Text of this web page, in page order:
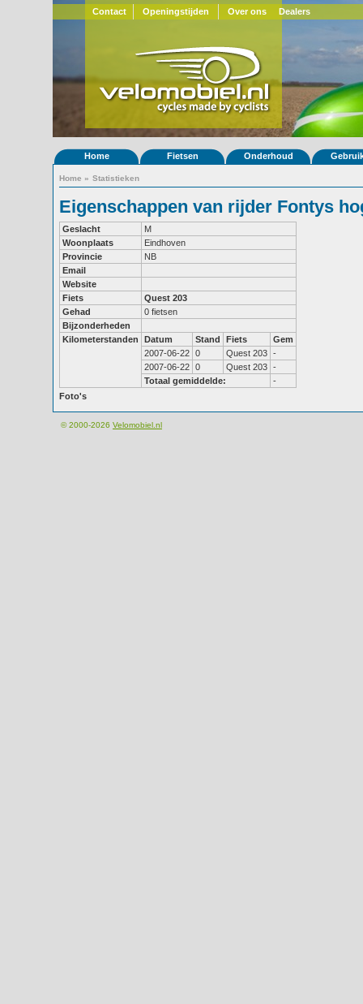
Contact Openingstijden Over ons Dealers
Home Fietsen Onderhoud
Home » Statistieken
Eigenschappen van rijder Fontys
Geslacht
M
Woonplaats
Eindhoven
Provincie
NB
Email
Website
Fiets
Quest 203
Gehad
0 fietsen
Bijzonderheden
Kilometerstanden
Datum Stand Fiets
Gem
2007-06-22 0 Quest 203 -
2007-06-22 0 Quest 203 -
Totaal gemiddelde:
-
Foto's
© 2000-2026 Velomobiel.nl